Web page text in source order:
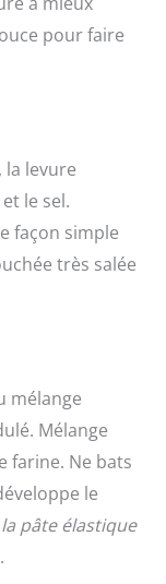
pour faire
la levure
le sel.
façon simple
très salée
mélange
Mélange
farine. Ne bats
le
pâte élastique